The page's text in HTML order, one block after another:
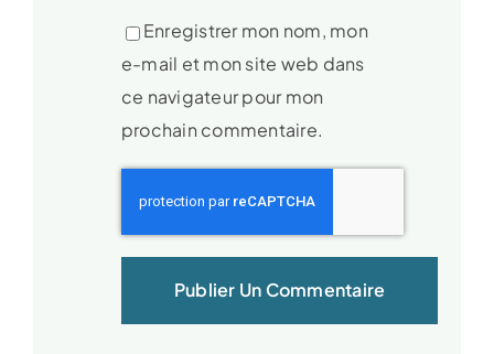
Enregistrer mon nom, mon
e-mail et mon site web dans
ce navigateur pour mon
prochain commentaire.